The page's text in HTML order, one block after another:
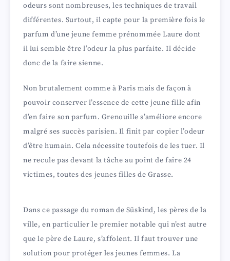
odeurs sont nombreuses, les techniques de travail
différentes. Surtout, il capte pour la première fois le
parfum d’une jeune femme prénommée Laure dont
il lui semble être l’odeur la plus parfaite. Il décide
donc de la faire sienne.
Non brutalement comme à Paris mais de façon à
pouvoir conserver l’essence de cette jeune fille afin
d’en faire son parfum. Grenouille s’améliore encore
malgré ses succès parisien. Il finit par copier l’odeur
d’être humain. Cela nécessite toutefois de les tuer. Il
ne recule pas devant la tâche au point de faire 24
victimes, toutes des jeunes filles de Grasse.
Dans ce passage du roman de Süskind, les pères de la
ville, en particulier le premier notable qui n’est autre
que le père de Laure, s’affolent. Il faut trouver une
solution pour protéger les jeunes femmes. La